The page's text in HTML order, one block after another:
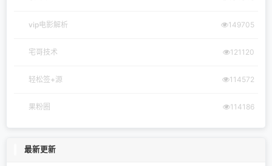
vip电影解析 149705
宅哥技术 121120
轻松签+源 114572
果粉圈 114186
最新更新